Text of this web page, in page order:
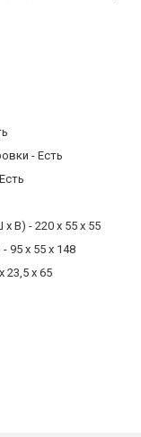
- Есть
В) - 220 х 55 х 55
х 55 х 148
23,5 х 65